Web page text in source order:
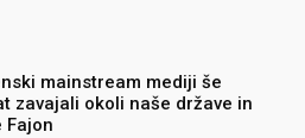
mainstream mediji še
zavajali okoli naše države in
Fajon